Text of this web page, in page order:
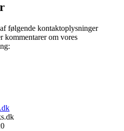
følgende kontaktoplysninger
kommentarer om vores